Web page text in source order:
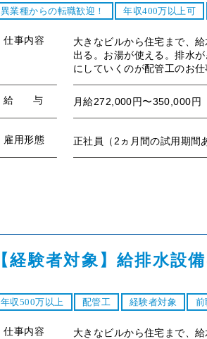
異業種からの転職歓迎！ 年収400万以上可
仕事内容
大きなビルから住宅まで、
出る。お湯が使える。排水
にしていくのが配管工のお仕
給与 月給272,000円〜350,000円
雇用形態 正社員（2ヵ月間の試用期間
【経験者対象】給排水設
年収500万以上 配管工 経験者対象 前
仕事内容
大きなビルから住宅まで、